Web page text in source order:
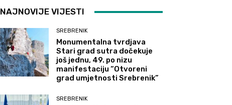
NAJNOVIJE VIJESTI
SREBRENIK
Monumentalna tvrdjava
Stari grad sutra dočekuje
još jednu, 49. po nizu
manifestaciju “Otvoreni
grad umjetnosti Srebrenik”
SREBRENIK